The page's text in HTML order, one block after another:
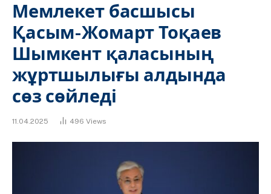
Мемлекет басшысы
Қасым-Жомарт Тоқаев
Шымкент қаласының
жұртшылығы алдында
сөз сөйледі
11.04.2025 496 Views